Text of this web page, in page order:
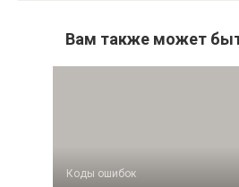
Вам также может
Коды ошибок